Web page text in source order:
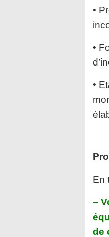
•
•
•
En
–
de